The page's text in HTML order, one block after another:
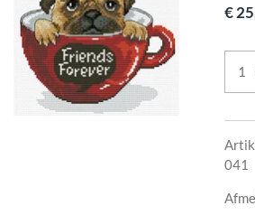
€
041